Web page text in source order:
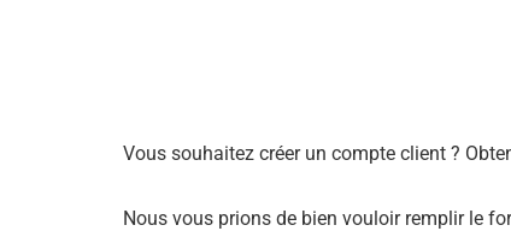
Vous souhaitez créer un compte client ?
Nous vous prions de bien vouloir remplir le